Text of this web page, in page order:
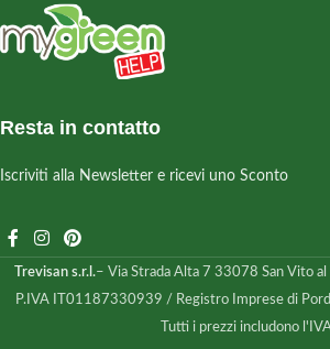
Resta in contatto
Iscriviti alla Newsletter e ricevi uno Sconto
Trevisan s.r.l.– Via Strada Alta 7 33078 San Vito
P.IVA IT01187330939 / Registro Imprese di
Tutti i prezzi includono